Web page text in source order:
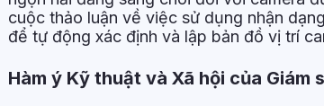
cuộc thảo luận về việc sử dụng nhận
để tự động xác định và lập bản đồ vị trí
Hàm ý Kỹ thuật và Xã hội của Giám